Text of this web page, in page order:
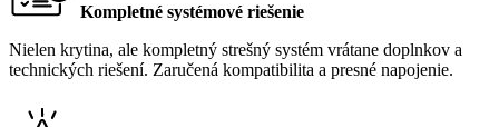
Kompletné systémové riešenie
Nielen krytina, ale kompletný strešný systém vrátane doplnkov a
technických riešení. Zaručená kompatibilita a presné napojenie.